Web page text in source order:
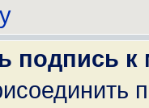
подпись